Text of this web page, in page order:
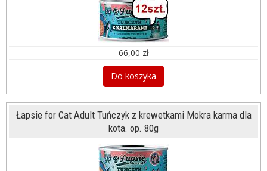
66,00 zł
Do koszyka
Łapsie for Cat Adult Tuńczyk z krewetkami Mokra karma dla
kota. op. 80g